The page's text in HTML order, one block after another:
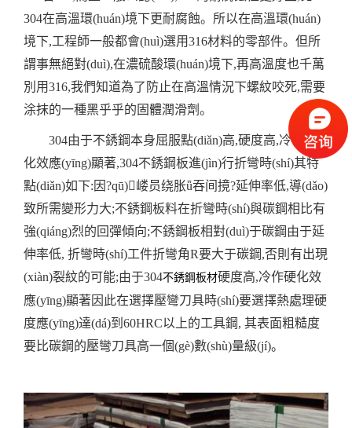
304在高溫環(huán)境下更耐腐蝕。所以在高溫環(huán)
境下,工程師一般都會(huì)選用316材料的零部件。但所
謂事無絕對(duì),在濃硫酸環(huán)境下,再高溫度也千萬
別用316,我們知道為了防止在高溫情況下螺紋咬死,需要
涂抹的一種黑乎乎的固體潤滑劑。
304由于不銹鋼本身屈服點(diǎn)高,硬度高,冷作硬
化效應(yīng)顯著,304不銹鋼板進(jìn)行折彎時(shí)其特
點(diǎn)如下:因?qū)嵝员绕胀ǖ吞间摬?延伸率低,導(dǎo)
致所需變形力大;不銹鋼板料在折彎時(shí)與碳鋼相比有
強(qiáng)烈的回彈傾向;不銹鋼板相對(duì)于碳鋼由于延
伸率低, 折彎時(shí)工件折彎角R要大于碳鋼,否則有出現
(xiàn)裂紋的可能;由于304不銹鋼板材硬度高,冷作硬化效
應(yīng)顯著因此在選擇壓彎刀具時(shí)要選擇熱處理硬
度應(yīng)達(dá)到60HRC以上的工具鋼, 其表面粗糙度
要比碳鋼的壓彎刀具高一個(gè)數(shù)量級(jí)。